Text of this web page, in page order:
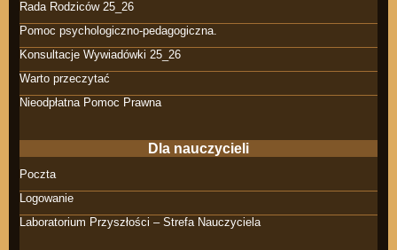
Rada Rodziców 25_26
Pomoc psychologiczno-pedagogiczna.
Konsultacje Wywiadówki 25_26
Warto przeczytać
Nieodpłatna Pomoc Prawna
Dla nauczycieli
Poczta
Logowanie
Laboratorium Przyszłości – Strefa Nauczyciela